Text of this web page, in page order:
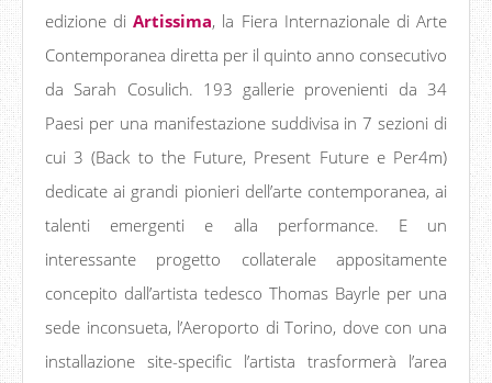
edizione diArtissima, la Fiera Internazionale di Arte
Contemporanea diretta per il quinto anno consecutivo
da Sarah Cosulich. 193 gallerie provenienti da 34
Paesi per una manifestazione suddivisa in 7 sezioni di
cui 3 (Back to the Future, Present Future e Per4m)
dedicate ai grandi pionieri dell’arte contemporanea, ai
talenti emergenti e alla performance. E un
interessante progetto collaterale appositamente
concepito dall’artista tedesco Thomas Bayrle per una
sede inconsueta, l’Aeroporto di Torino, dove con una
installazione site-specific l’artista trasformerà l’area